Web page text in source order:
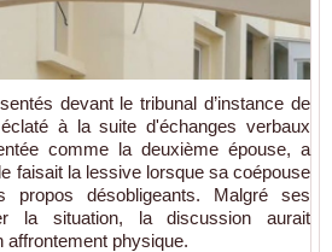
devant le tribunal d’instance de
à la suite d'échanges verbaux
comme la deuxième épouse, a
faisait la lessive lorsque sa coépouse
propos désobligeants. Malgré ses
la situation, la discussion aurait
affrontement physique.